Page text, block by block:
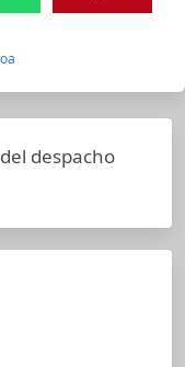
despacho